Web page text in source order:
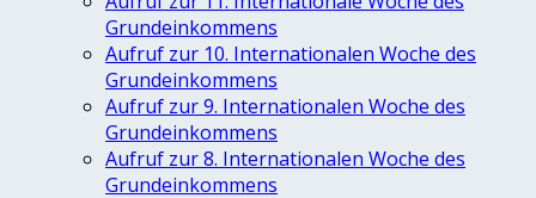
Grundeinkommens
Aufruf zur 10. Internationalen Woche des
Grundeinkommens
Aufruf zur 9. Internationalen Woche des
Grundeinkommens
Aufruf zur 8. Internationalen Woche des
Grundeinkommens